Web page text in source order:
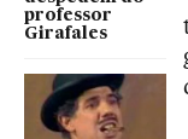
professor
Girafales